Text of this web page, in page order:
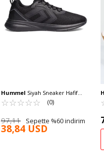
Hummel Siyah Sneaker Hafif
Esnek Hava Alabilen Unisex Spor
Ayakkabı 900724 Hml Jayce
☆☆☆☆☆
★★★★★ (0)
97,11 Sepette %60 indirim
38,84 USD